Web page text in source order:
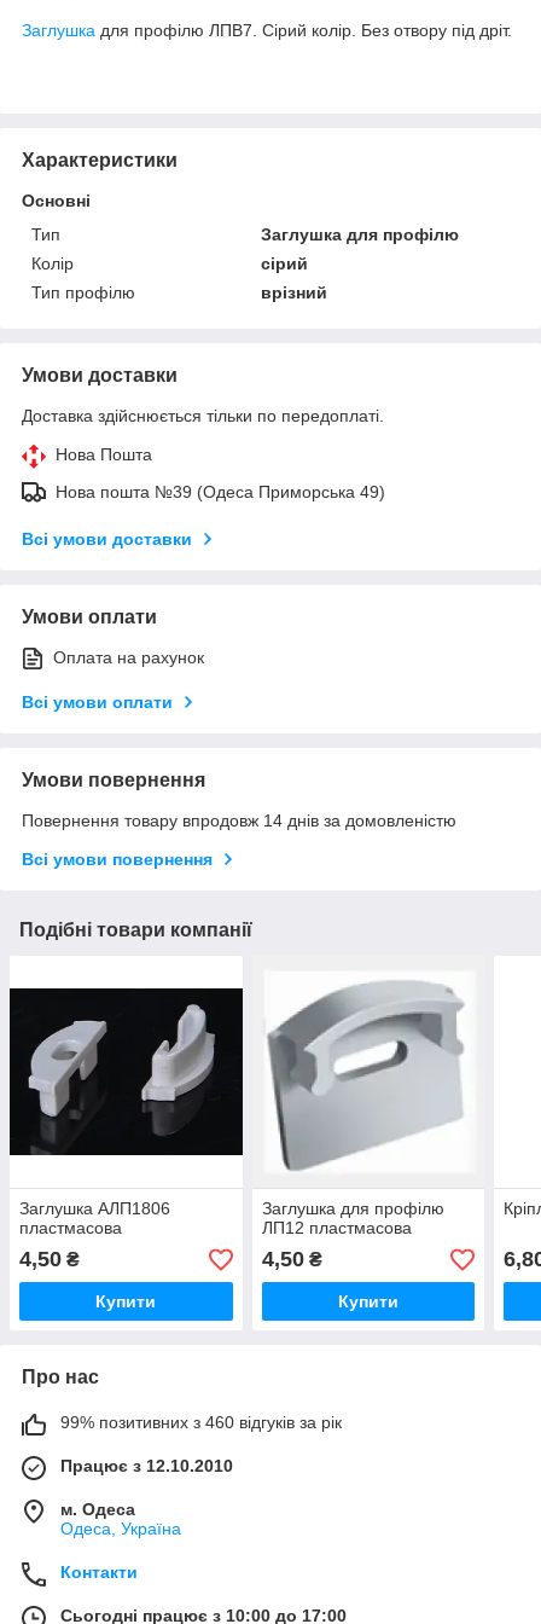
Заглушка для профілю ЛПВ7. Сірий колір. Без отвору під дріт.
Характеристики
Основні
Тип
Заглушка для профілю
Колір
сірий
Тип профілю
врізний
Умови доставки
Доставка здійснюється тільки по передоплаті.
Нова Пошта
Нова пошта №39 (Одеса Приморська 49)
Всі умови доставки
Умови оплати
Оплата на рахунок
Всі умови оплати
Умови повернення
Повернення товару впродовж 14 днів за домовленістю
Всі умови повернення
Подібні товари компанії
Заглушка АЛП1806
пластмасова
4,50 ₴
Купити
Заглушка для профілю
ЛП12 пластмасова
4,50₴
Купити
Про нас
99% позитивних з 460 відгуків за рік
Працює з 12.10.2010
м. Одеса
Одеса, Україна
Контакти
Сьогодні працює з 10:00 до 17:00